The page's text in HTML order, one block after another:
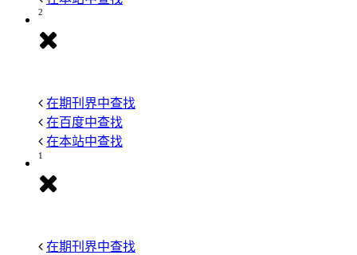
2
在期刊界中查找
在百度中查找
在本站中查找
1
在期刊界中查找